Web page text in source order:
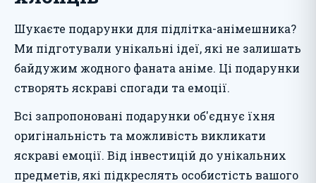
Шукаєте подарунки для підлітка-анімешника?
Ми підготували унікальні ідеї, які не залишать
байдужим жодного фаната аніме. Ці подарунки
створять яскраві спогади та емоції.
Всі запропоновані подарунки об'єднує їхня
оригінальність та можливість викликати
яскраві емоції. Від інвестицій до унікальних
предметів, які підкреслять особистість вашого